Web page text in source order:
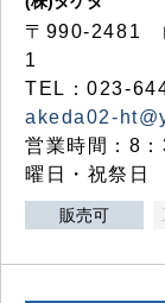
〒990-2481
1
TEL：023-
akeda02-
営業時間：8
曜日・祝祭日
販売可